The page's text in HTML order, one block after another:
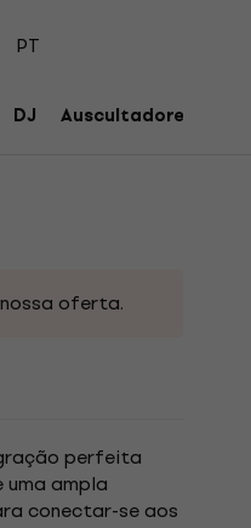
PT
DJ Auscultadores
oferta.
perfeita
uma ampla
conectar-se aos